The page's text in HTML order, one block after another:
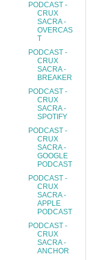
PODCAST -
CRUX
SACRA -
OVERCAS
T
PODCAST -
CRUX
SACRA -
BREAKER
PODCAST -
CRUX
SACRA -
SPOTIFY
PODCAST -
CRUX
SACRA -
GOOGLE
PODCAST
PODCAST -
CRUX
SACRA -
APPLE
PODCAST
PODCAST -
CRUX
SACRA -
ANCHOR